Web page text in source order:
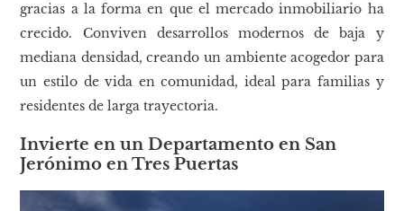
gracias a la forma en que el mercado inmobiliario ha
crecido. Conviven desarrollos modernos de baja y
mediana densidad, creando un ambiente acogedor para
un estilo de vida en comunidad, ideal para familias y
residentes de larga trayectoria.
Invierte en un Departamento en San
Jerónimo en Tres Puertas